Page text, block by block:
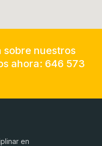
sobre nuestros
ahora: 646 573
en